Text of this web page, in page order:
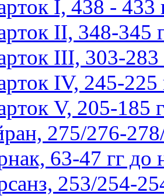
I, 438 - 433
II, 348-345
III, 303-283
IV, 245-225
V, 205-185
275/276-
63-47 гг до
253/254-